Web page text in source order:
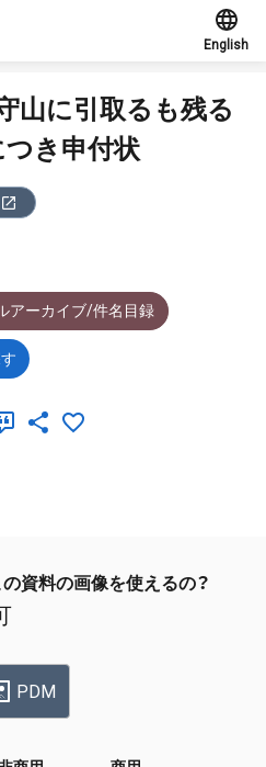
English
山に引取るも残る
き申付状
アーカイブ/件名目録
資料の画像を使えるの？
PDM